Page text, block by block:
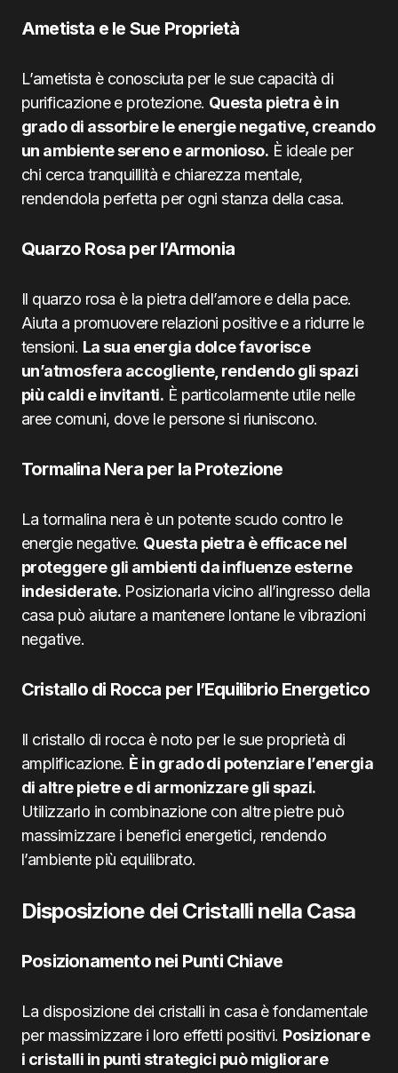
Ametista e le Sue Proprietà
L’ametista è conosciuta per le sue capacità di
purificazione e protezione. Questa pietra è in
grado di assorbire le energie negative, creando
un ambiente sereno e armonioso. È ideale per
chi cerca tranquillità e chiarezza mentale,
rendendola perfetta per ogni stanza della casa.
Quarzo Rosa per l’Armonia
Il quarzo rosa è la pietra dell’amore e della pace.
Aiuta a promuovere relazioni positive e a ridurre le
tensioni. La sua energia dolce favorisce
un’atmosfera accogliente, rendendo gli spazi
più caldi e invitanti. È particolarmente utile nelle
aree comuni, dove le persone si riuniscono.
Tormalina Nera per la Protezione
La tormalina nera è un potente scudo contro le
energie negative. Questa pietra è efficace nel
proteggere gli ambienti da influenze esterne
indesiderate.Posizionarla vicino all’ingresso della
casa può aiutare a mantenere lontane le vibrazioni
negative.
Cristallo di Rocca per l’Equilibrio Energetico
Il cristallo di rocca è noto per le sue proprietà di
amplificazione. È in grado di potenziare l’energia
di altre pietre e di armonizzare gli spazi.
Utilizzarlo in combinazione con altre pietre può
massimizzare i benefici energetici, rendendo
l’ambiente più equilibrato.
Disposizione dei Cristalli nella Casa
Posizionamento nei Punti Chiave
La disposizione dei cristalli in casa è fondamentale
per massimizzare i loro effetti positivi. Posizionare
i cristalli in punti strategici può migliorare